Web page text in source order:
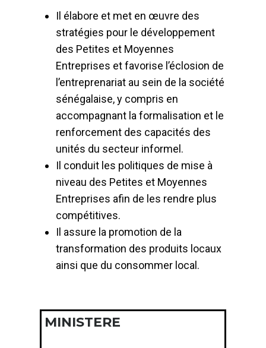
Il élabore et met en œuvre des
stratégies pour le développement
des Petites et Moyennes
Entreprises et favorise l’éclosion de
l’entreprenariat au sein de la société
sénégalaise, y compris en
accompagnant la formalisation et le
renforcement des capacités des
unités du secteur informel.
Il conduit les politiques de mise à
niveau des Petites et Moyennes
Entreprises afin de les rendre plus
compétitives.
Il assure la promotion de la
transformation des produits locaux
ainsi que du consommer local.
MINISTERE